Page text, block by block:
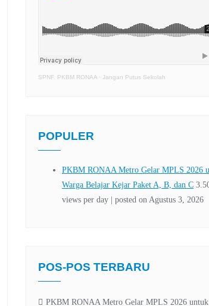
SPNF. PKBM RONAA · Jangan Putus Sekolah
POPULER
POS-POS TERBARU
PKBM RONAA Metro Gelar MPLS 2026 untuk